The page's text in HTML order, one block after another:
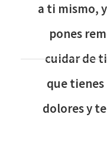
a ti mismo,
pones
cuidar de
que
dolores y